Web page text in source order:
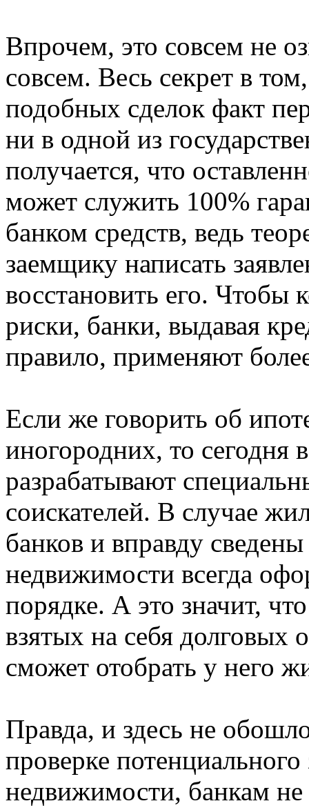
Впрочем, это совсем не
совсем. Весь секрет в
подобных сделок факт
ни в одной из
получается, что
может служить 100%
банком средств, ведь
заемщику написать
восстановить его. Чтобы
риски, банки, выдавая
правило, применяют
Если же говорить об
иногородних, то сегодня
разрабатывают
соискателей. В случае
банков и вправду
недвижимости всегда
порядке. А это значит,
взятых на себя долговых
сможет отобрать у него
Правда, и здесь не
проверке
недвижимости, банкам